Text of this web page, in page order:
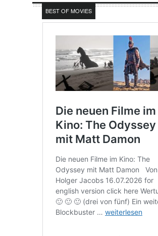
BEST OF MOVIES